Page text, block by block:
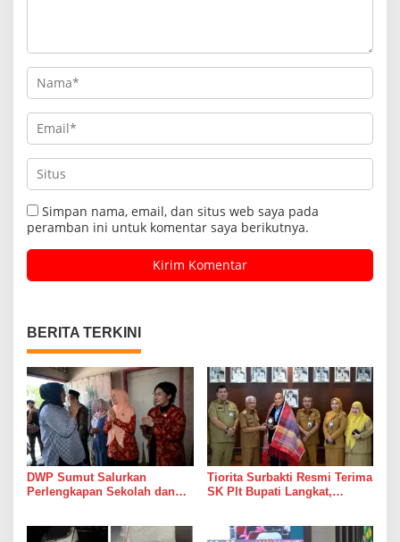
Simpan nama, email, dan situs web saya pada
peramban ini untuk komentar saya berikutnya.
BERITA TERKINI
DWP Sumut Salurkan
Perlengkapan Sekolah dan
Tanjungpura
Tiorita Surbakti Resmi Terima
SK Plt Bupati Langkat,
Masyarakat